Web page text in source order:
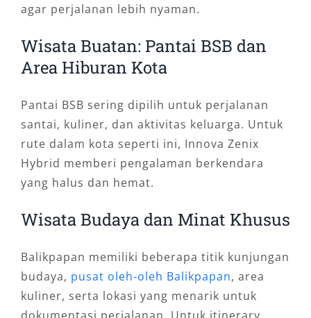
agar perjalanan lebih nyaman.
Wisata Buatan: Pantai BSB dan
Area Hiburan Kota
Pantai BSB sering dipilih untuk perjalanan
santai, kuliner, dan aktivitas keluarga. Untuk
rute dalam kota seperti ini, Innova Zenix
Hybrid memberi pengalaman berkendara
yang halus dan hemat.
Wisata Budaya dan Minat Khusus
Balikpapan memiliki beberapa titik kunjungan
budaya, pusat oleh-oleh Balikpapan, area
kuliner, serta lokasi yang menarik untuk